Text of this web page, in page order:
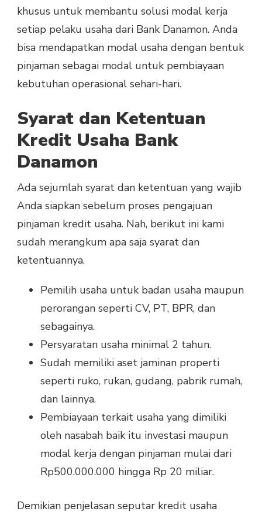
khusus untuk membantu solusi modal kerja
setiap pelaku usaha dari Bank Danamon. Anda
bisa mendapatkan modal usaha dengan bentuk
pinjaman sebagai modal untuk pembiayaan
kebutuhan operasional sehari-hari.
Syarat dan Ketentuan
Kredit Usaha Bank
Danamon
Ada sejumlah syarat dan ketentuan yang wajib
Anda siapkan sebelum proses pengajuan
pinjaman kredit usaha. Nah, berikut ini kami
sudah merangkum apa saja syarat dan
ketentuannya.
Pemilih usaha untuk badan usaha maupun
perorangan seperti CV, PT, BPR, dan
sebagainya.
Persyaratan usaha minimal 2 tahun.
Sudah memiliki aset jaminan properti
seperti ruko, rukan, gudang, pabrik rumah,
dan lainnya.
Pembiayaan terkait usaha yang dimiliki
oleh nasabah baik itu investasi maupun
modal kerja dengan pinjaman mulai dari
Rp500.000.000 hingga Rp 20 miliar.
Demikian penjelasan seputar kredit usaha